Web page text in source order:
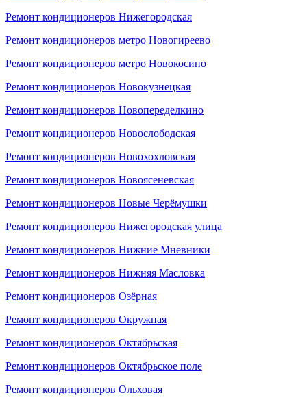
Ремонт кондиционеров Нижегородская
Ремонт кондиционеров метро Новогиреево
Ремонт кондиционеров метро Новокосино
Ремонт кондиционеров Новокузнецкая
Ремонт кондиционеров Новопеределкино
Ремонт кондиционеров Новослободская
Ремонт кондиционеров Новохохловская
Ремонт кондиционеров Новоясеневская
Ремонт кондиционеров Новые Черёмушки
Ремонт кондиционеров Нижегородская улица
Ремонт кондиционеров Нижние Мневники
Ремонт кондиционеров Нижняя Масловка
Ремонт кондиционеров Озёрная
Ремонт кондиционеров Окружная
Ремонт кондиционеров Октябрьская
Ремонт кондиционеров Октябрьское поле
Ремонт кондиционеров Ольховая